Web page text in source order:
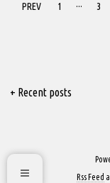
PREV 1 ··· 3
+ Recent posts
Rss Feed